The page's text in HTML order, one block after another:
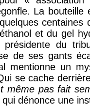
La bouteille
centaines
et du gel
du
de ses gants
mentionne un
se cache
même pas fait
qui dénonce une